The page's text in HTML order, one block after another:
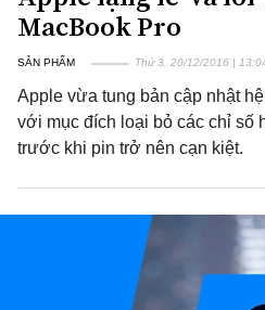
MacBook Pro
SẢN PHẨM Thứ 3, 20/12/2016 |
Apple vừa tung bản cập nhật
với mục đích loại bỏ các chỉ số
trước khi pin trở nên cạn kiệt.